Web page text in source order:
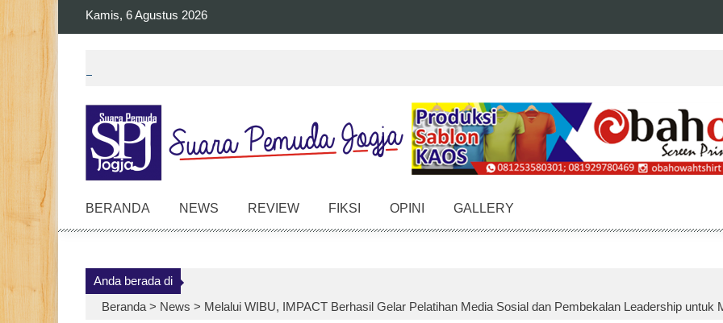
Kamis, 6 Agustus 2026
BERANDA NEWS REVIEW FIKSI OPINI GALLERY
Anda berada di
Beranda > News > Melalui WIBU, IMPACT Berhasil Gelar Pelatihan Media Sosial dan Pembekalan Leadership untuk